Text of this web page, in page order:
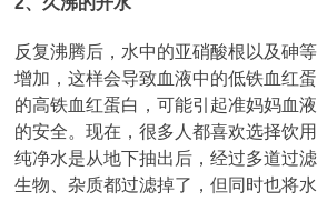
反复沸腾后，水中的亚硝酸根以及砷
增加，这样会导致血液中的低铁血红
的高铁血红蛋白，可能引起准妈妈血
的安全。现在，很多人都喜欢选择饮
纯净水是从地下抽出后，经过多道过
生物、杂质都过滤掉了，但同时也将